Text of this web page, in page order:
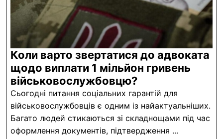
Коли варто звертатися до адвоката
щодо виплати 1 мільйон гривень
військовослужбовцю?Коли
варто
звертатися
до
адвоката
Сьогодні питання соціальних гарантій для
військовослужбовців є одним із найактуальніших.
Багато людей стикаються зі складнощами під час
оформлення документів, підтвердження ...